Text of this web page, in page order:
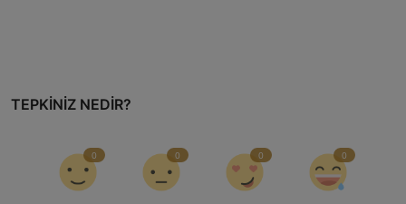
TEPKINIZ NEDIR?
0 0 0 0